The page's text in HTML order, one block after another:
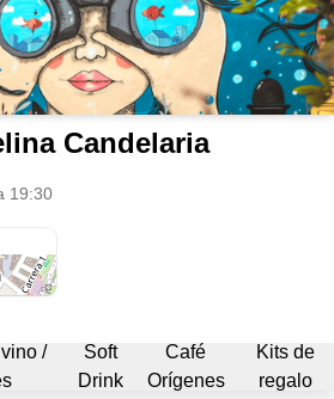
Candelaria
19:30
/
Soft
Drink
Café
Orígenes
Kits de
regalo